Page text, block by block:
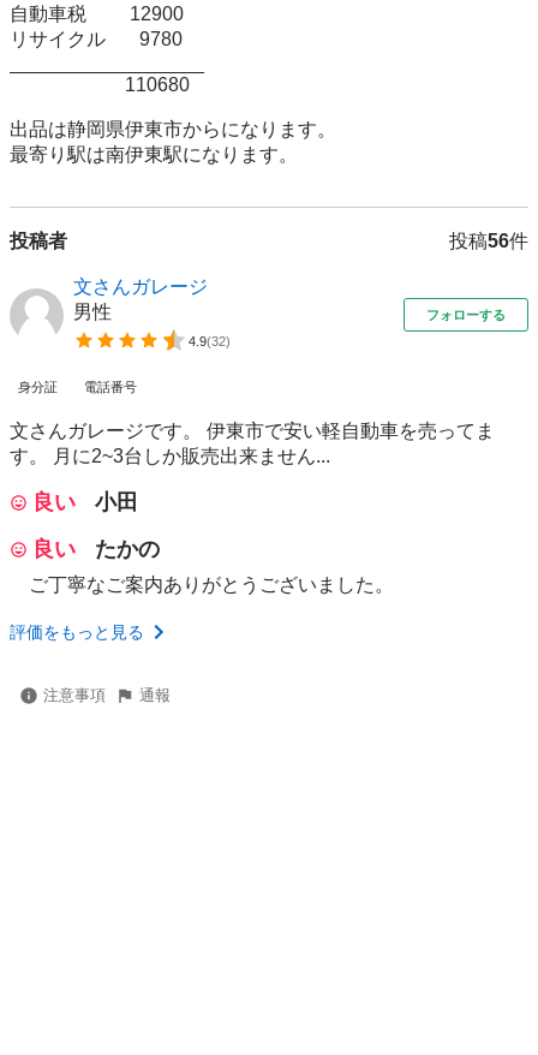
自動車税　　 12900
リサイクル　   9780
出品は静岡県伊東市からになります。
最寄り駅は南伊東駅になります。
投稿者 投稿56件
文さんガレージ
男性
4.9(32)
フォローする
身分証 電話番号
文さんガレージです。 伊東市で安い軽自動車を売ってま
す。 月に2~3台しか販売出来ません...
良い
小田
良い
たかの
ご丁寧なご案内ありがとうございました。
評価をもっと見る
注意事項 通報